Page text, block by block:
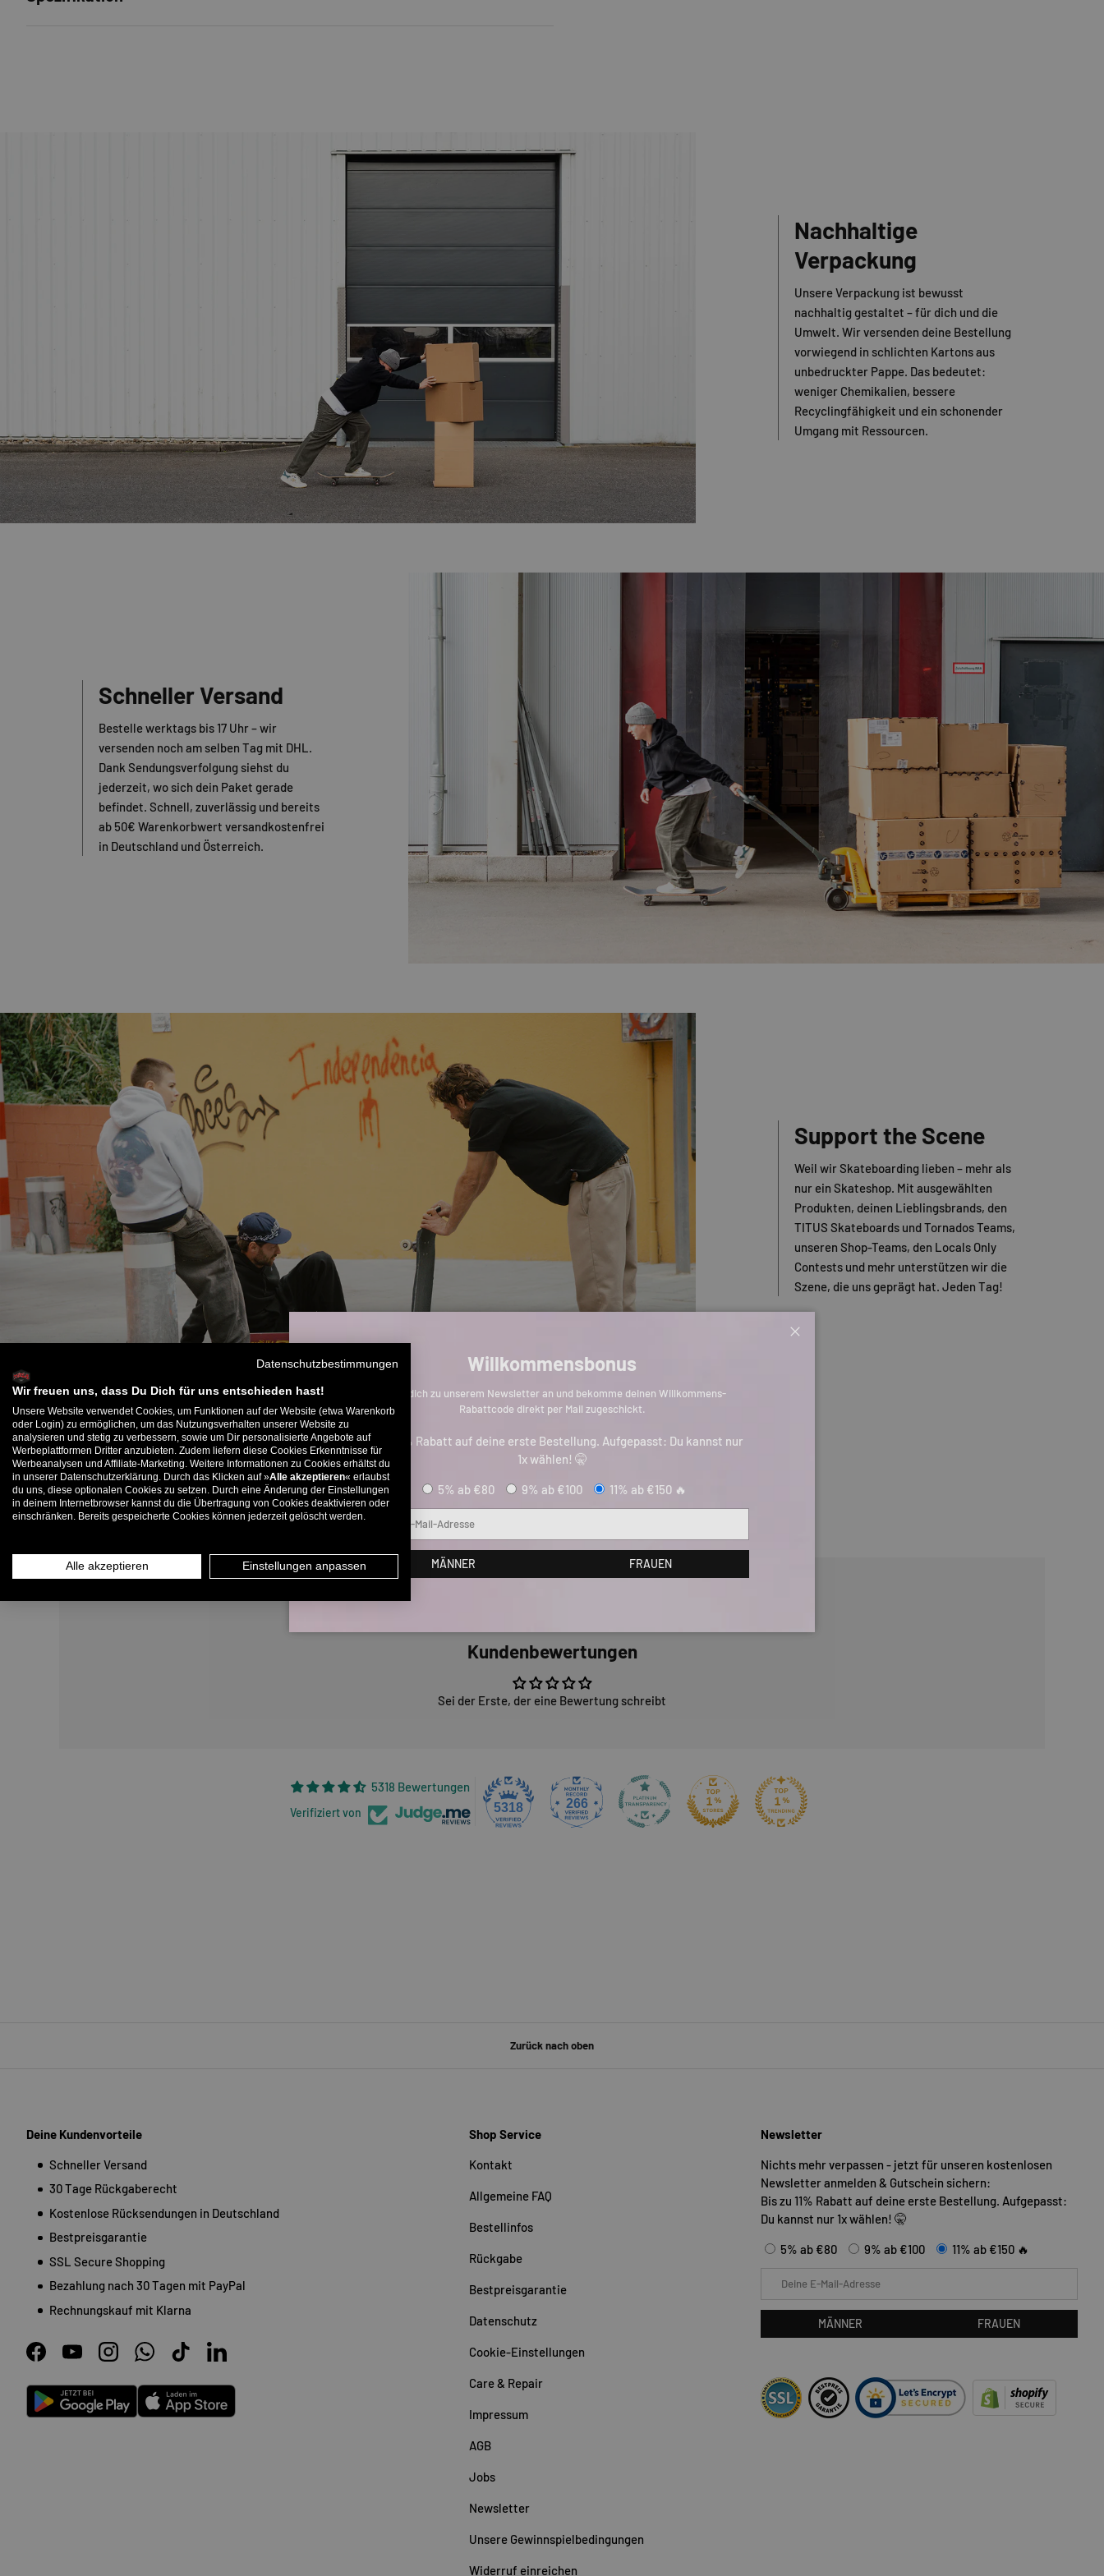
Nachhaltige
Verpackung
Unsere Verpackung ist bewusst
nachhaltig gestaltet – für dich und die
Umwelt. Wir versenden deine Bestellung
vorwiegend in schlichten Kartons aus
unbedruckter Pappe. Das bedeutet:
weniger Chemikalien, bessere
Recyclingfähigkeit und ein schonender
Umgang mit Ressourcen.
Schneller Versand
Bestelle werktags bis 17 Uhr – wir
versenden noch am selben Tag mit DHL.
Dank Sendungsverfolgung siehst du
jederzeit, wo sich dein Paket gerade
befindet. Schnell, zuverlässig und bereits
ab 50€ Warenkorbwert versandkostenfrei
in Deutschland und Österreich.
Support the Scene
Weil wir Skateboarding lieben – mehr als
nur ein Skateshop. Mit ausgewählten
Produkten, deinen Lieblingsbrands, den
TITUS Skateboards und Tornados Teams,
unseren Shop-Teams, den Locals Only
Contests und mehr unterstützen wir die
Szene, die uns geprägt hat. Jeden Tag!
Kundenbewertungen
Sei der Erste, der eine Bewertung schreibt
5318 Bewertungen
Verifiziert von 5318 266
Willkommensbonus
Melde dich zu unserem Newsletter an und bekomme deinen Willkommens-
Rabattcode direkt per Mail zugeschickt.
Bis zu 11% Rabatt auf deine erste Bestellung. Aufgepasst: Du kannst nur
1x wählen! 🤫
5% ab €80 9% ab €100 11% ab €150 🔥
E-Mail
MÄNNER FRAUEN
Zurück nach oben
Deine Kundenvorteile
Schneller Versand
30 Tage Rückgaberecht
Kostenlose Rücksendungen in Deutschland
Bestpreisgarantie
SSL Secure Shopping
Bezahlung nach 30 Tagen mit PayPal
Rechnungskauf mit Klarna
FacebookYouTubeInstagramWhatsAppTikTokLinkedIn
Android App Store
Shop Service
Kontakt
Allgemeine FAQ
Bestellinfos
Rückgabe
Bestpreisgarantie
Datenschutz
Cookie-Einstellungen
Care & Repair
Impressum
AGB
Jobs
Newsletter
Unsere Gewinnspielbedingungen
Widerruf einreichen
Newsletter
Nichts mehr verpassen - jetzt für unseren kostenlosen
Newsletter anmelden & Gutschein sichern:
Bis zu 11% Rabatt auf deine erste Bestellung. Aufgepasst:
Du kannst nur 1x wählen! 🤫
5% ab €80 9% ab €100 11% ab €150 🔥
MÄNNER FRAUEN
Datenschutzbestimmungen
Wir freuen uns, dass Du Dich für uns entschieden hast!
Unsere Website verwendet Cookies, um Funktionen auf der Website (etwa Warenkorb
oder Login) zu ermöglichen, um das Nutzungsverhalten unserer Website zu
analysieren und stetig zu verbessern, sowie um Dir personalisierte Angebote auf
Werbeplattformen Dritter anzubieten. Zudem liefern diese Cookies Erkenntnisse für
Werbeanalysen und Affiliate-Marketing. Weitere Informationen zu Cookies erhältst du
in unserer Datenschutzerklärung. Durch das Klicken auf »Alle akzeptieren« erlaubst
du uns, diese optionalen Cookies zu setzen. Durch eine Änderung der Einstellungen
in deinem Internetbrowser kannst du die Übertragung von Cookies deaktivieren oder
einschränken. Bereits gespeicherte Cookies können jederzeit gelöscht werden.
Alle akzeptieren Einstellungen anpassen